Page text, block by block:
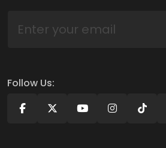
Follow Us: